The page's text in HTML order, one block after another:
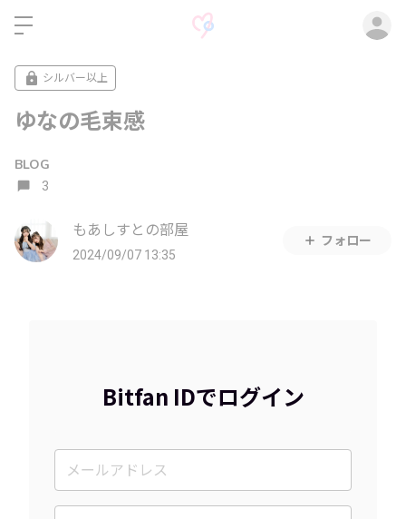
シルバー以上
ゆなの毛束感
BLOG
3
もあしすとの部屋
2024/09/07 13:35
フォロー
Bitfan IDでログイン